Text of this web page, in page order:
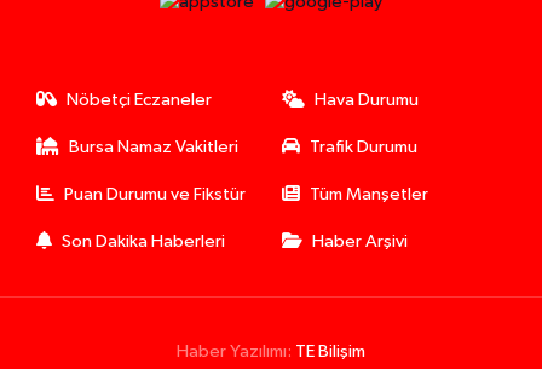
Nöbetçi Eczaneler Hava Durumu
Bursa Namaz Vakitleri Trafik Durumu
Puan Durumu ve Fikstür Tüm Manşetler
Son Dakika Haberleri Haber Arşivi
Haber Yazılımı: TE Bilişim